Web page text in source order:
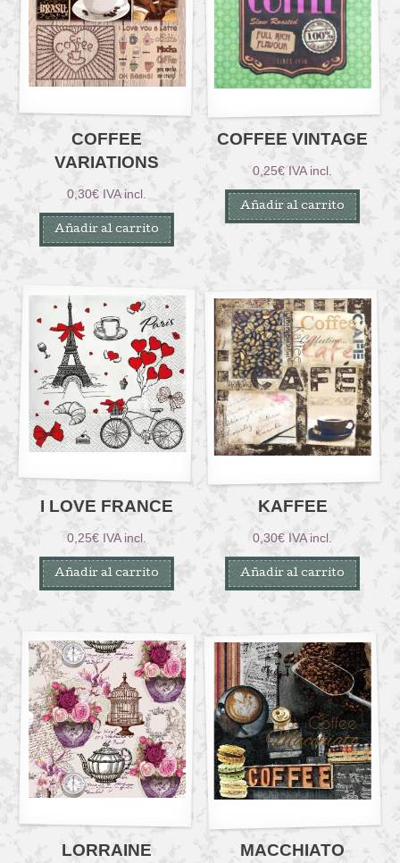
COFFEE
VARIATIONS
0,30€ IVA incl.
Añadir al carrito
COFFEE VINTAGE
0,25€ IVA incl.
Añadir al carrito
I LOVE FRANCE
0,25€ IVA incl.
Añadir al carrito
KAFFEE
0,30€ IVA incl.
Añadir al carrito
LORRAINE MACCHIATO